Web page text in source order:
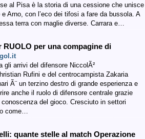
al Pisa è la storia di una cessione che unisce
Arno, con l’eco dei tifosi a fare da bussola. A
terra con maglie diverse. Carrara e…
RUOLO per una compagine di
gli arrivi del difensore NiccolÃ²
Rufini e del centrocampista Zakaria
Ã¨ un terzino destro di grande esperienza e
anche il ruolo di difensore centrale grazie
del gioco. Cresciuto in settori
come…
quante stelle al match Operazione